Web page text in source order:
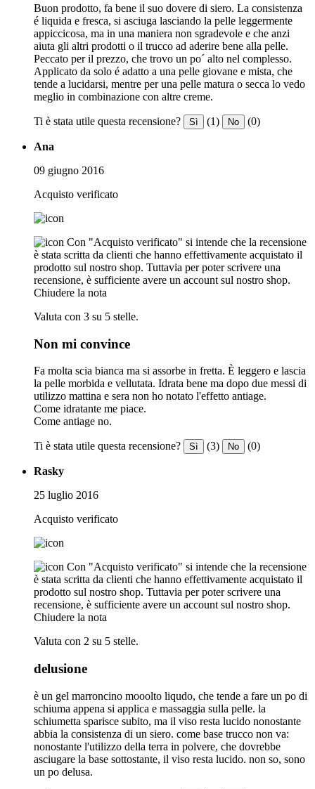
Buon prodotto, fa bene il suo dovere di siero. La consistenza
é liquida e fresca, si asciuga lasciando la pelle leggermente
appiccicosa, ma in una maniera non sgradevole e che anzi
aiuta gli altri prodotti o il trucco ad aderire bene alla pelle.
Peccato per il prezzo, che trovo un po´ alto nel complesso.
Applicato da solo é adatto a una pelle giovane e mista, che
tende a lucidarsi, mentre per una pelle matura o secca lo vedo
meglio in combinazione con altre creme.
Ti è stata utile questa recensione? Sì (1) No (0)
Ana
09 giugno 2016
Acquisto verificato
Con "Acquisto verificato" si intende che la recensione
è stata scritta da clienti che hanno effettivamente acquistato il
prodotto sul nostro shop. Tuttavia per poter scrivere una
recensione, è sufficiente avere un account sul nostro shop.
Chiudere la nota
Valuta con 3 su 5 stelle.
Non mi convince
Fa molta scia bianca ma si assorbe in fretta. È leggero e lascia
la pelle morbida e vellutata. Idrata bene ma dopo due messi di
utilizzo mattina e sera non ho notato l'effetto antiage.
Come idratante me piace.
Come antiage no.
Ti è stata utile questa recensione? Sì (3) No (0)
Rasky
25 luglio 2016
Acquisto verificato
Con "Acquisto verificato" si intende che la recensione
è stata scritta da clienti che hanno effettivamente acquistato il
prodotto sul nostro shop. Tuttavia per poter scrivere una
recensione, è sufficiente avere un account sul nostro shop.
Chiudere la nota
Valuta con 2 su 5 stelle.
delusione
è un gel marroncino mooolto liqudo, che tende a fare un po di
schiuma appena si applica e massaggia sulla pelle. la
schiumetta sparisce subito, ma il viso resta lucido nonostante
abbia la consistenza di un siero. come base trucco non va:
nonostante l'utilizzo della terra in polvere, che dovrebbe
asciugare la base sottostante, il viso resta lucido. non so, sono
un po delusa.